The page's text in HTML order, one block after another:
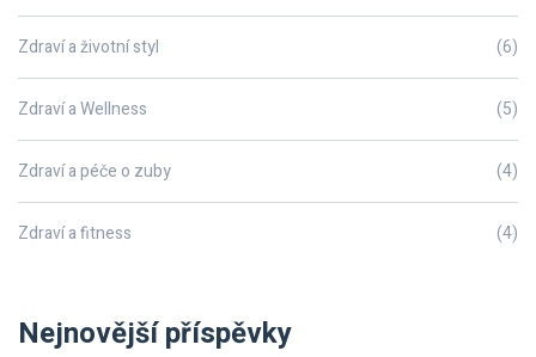
Zdraví a životní styl (6)
Zdraví a Wellness (5)
Zdraví a péče o zuby (4)
Zdraví a fitness (4)
Nejnovější příspěvky